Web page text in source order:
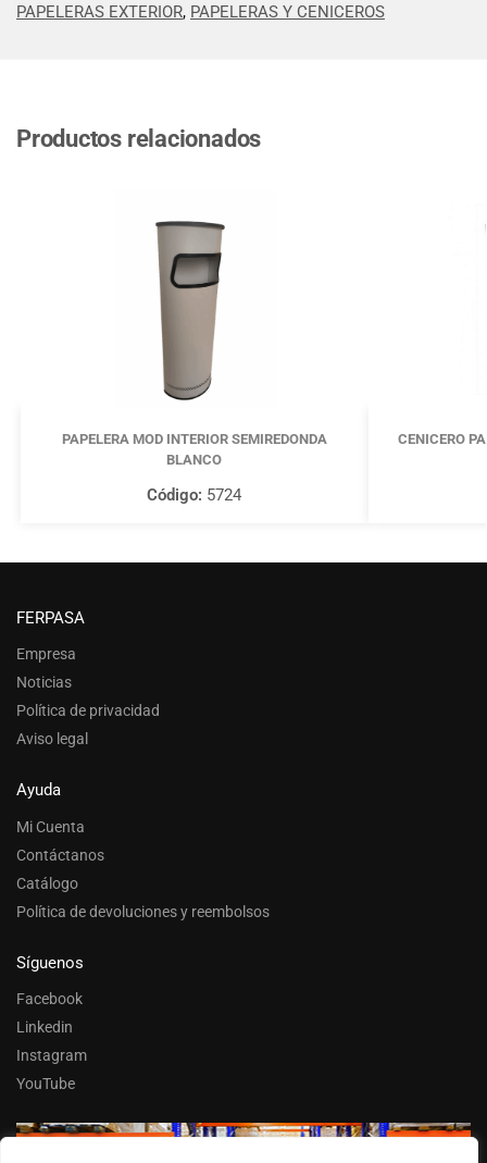
PAPELERAS EXTERIOR, PAPELERAS Y CENICEROS
Productos relacionados
PAPELERA MOD INTERIOR SEMIREDONDA
BLANCO
Código: 5724
CENICERO
FERPASA
Empresa
Noticias
Política de privacidad
Aviso legal
Ayuda
Mi Cuenta
Contáctanos
Catálogo
Política de devoluciones y reembolsos
Síguenos
Facebook
Linkedin
Instagram
YouTube